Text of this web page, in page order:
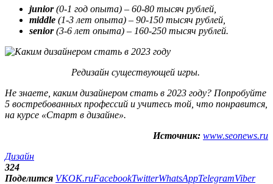
junior(0-1 год опыта) – 60-80 тысяч рублей,
middle (1-3 лет опыта) – 90-150 тысяч рублей,
senior(3-6 лет опыта) – 160-250 тысяч рублей.
Редизайн существующей игры.
Не знаете, каким дизайнером стать в 2023 году? Попробуйте
5 востребованных профессий и учитесь той, что понравится,
на курсе «Старт в дизайне».
Источник: www.seonews.ru
Дизайн
324
Поделится VKOK.ruFacebookTwitterWhatsAppTelegramViber